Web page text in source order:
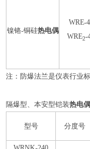
镍铬-铜硅热电偶
WRE-
WRE2-
注：防爆法兰是仪表行业
隔爆型、本安型铠装热电偶
型号 分度号